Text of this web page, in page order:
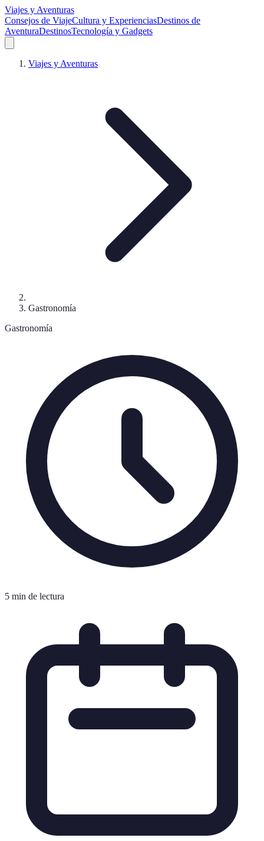
Viajes y Aventuras
Consejos de ViajeCultura y ExperienciasDestinos de
AventuraDestinosTecnología y Gadgets
Viajes y Aventuras
Gastronomía
Gastronomía
5 min de lectura